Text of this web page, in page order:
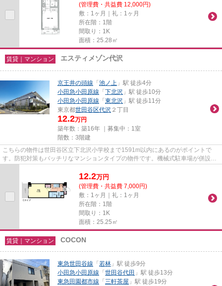
(管理費・共益費 12,000円)
敷：1ヶ月｜礼：1ヶ月
所在階：1階
間取り：1K
面積：25.28㎡
賃貸｜マンション エスティメゾン代沢
京王井の頭線 「池ノ上 」駅 徒歩4分
小田急小田原線 「下北沢 」駅 徒歩10分
小田急小田原線 「東北沢 」駅 徒歩11分
東京都世田谷区代沢 ２丁目
12.2万円
築年数：築16年 ｜募集中： 1室
階数：3階建
こちらの物件は世田谷区立下北沢小学校まで1591m以内にあるのがポイントで
す。防犯対策もバッチリなマンションタイプの物件です。機械式駐車場が併設さ
れたマンションです。毎日のごみ...
12.2万円
(管理費・共益費 7,000円)
敷：1ヶ月｜礼：1ヶ月
所在階：1階
間取り：1K
面積：25.25㎡
賃貸｜マンション COCON
東急世田谷線 「若林 」駅 徒歩9分
小田急小田原線 「世田谷代田 」駅 徒歩13分
東急田園都市線 「三軒茶屋 」駅 徒歩19分